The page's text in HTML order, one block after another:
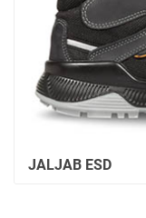
JALJAB ESD